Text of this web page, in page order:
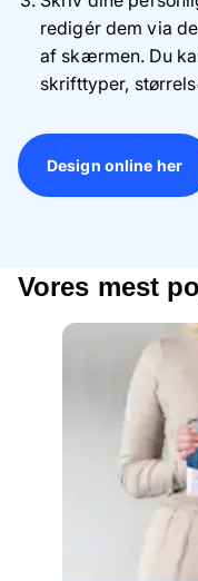
redigér dem via
af skærmen. Du
skrifttyper,
Design online her
Vores mest